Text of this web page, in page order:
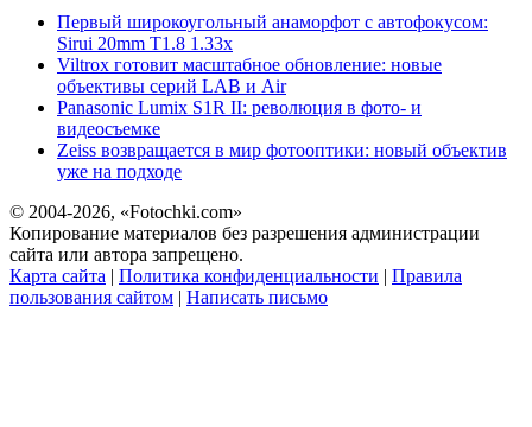
Первый широкоугольный анаморфот с автофокусом:
Sirui 20mm T1.8 1.33x
Viltrox готовит масштабное обновление: новые
объективы серий LAB и Air
Panasonic Lumix S1R II: революция в фото- и
видеосъемке
Zeiss возвращается в мир фотооптики: новый объектив
уже на подходе
© 2004-2026, «Fotochki.com»
Копирование материалов без разрешения администрации
сайта или автора запрещено.
Карта сайта | Политика конфиденциальности | Правила
пользования сайтом | Написать письмо